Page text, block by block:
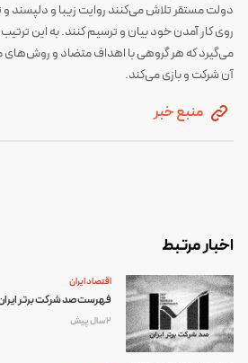
دولت مستقر تلاش می‌کنند روایت زیبا و دلپسند
روی کار آمدن خود بیان و ترسیم کنند. به این
می‌گیرد که هر گروهی با اهداف متضاد و روش‌های
آن شرکت و بازی می‌کند.
منبع خبر
اخبار مرتبط
اقتصاد ایران
فهرست صد شرکت برتر ایران
2 سال پیش